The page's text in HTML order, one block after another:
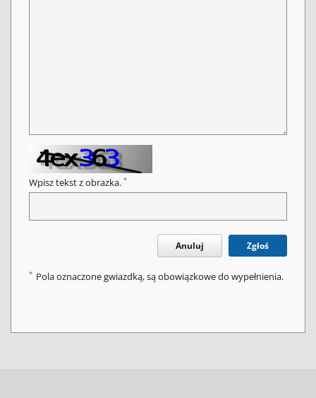
Wpisz tekst z obrazka. *
Anuluj Zgłoś
* Pola oznaczone gwiazdką, są obowiązkowe do wypełnienia.